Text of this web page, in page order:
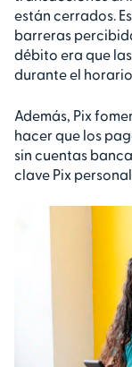
están cerrados.
barreras
débito era que
durante el
Además, Pix
hacer que los
sin cuentas
clave Pix